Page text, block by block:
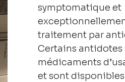
symptomatique et
traitement par
Certains antidotes
médicaments
et sont disponibles